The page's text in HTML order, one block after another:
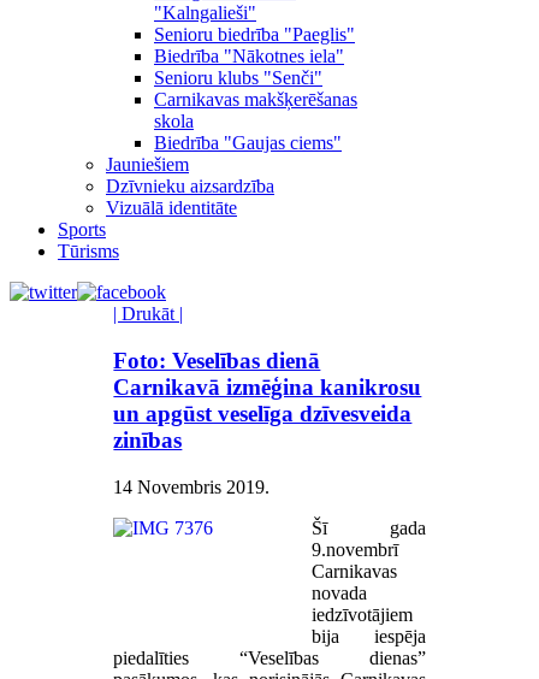
"Kalngalieši"
Senioru biedrība "Paeglis"
Biedrība "Nākotnes iela"
Senioru klubs "Senči"
Carnikavas makšķerēšanas
skola
Biedrība "Gaujas ciems"
Jauniešiem
Dzīvnieku aizsardzība
Vizuālā identitāte
Sports
Tūrisms
| Drukāt |
Foto: Veselības dienā
Carnikavā izmēģina kanikrosu
un apgūst veselīga dzīvesveida
zinības
14 Novembris 2019.
Šī gada
9.novembrī
Carnikavas
novada
iedzīvotājiem
bija iespēja
piedalīties “Veselības dienas”